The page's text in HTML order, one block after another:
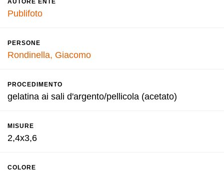
AUTORE ENTE
Publifoto
PERSONE
Rondinella, Giacomo
PROCEDIMENTO
gelatina ai sali d'argento/pellicola (acetato)
MISURE
2,4x3,6
COLORE